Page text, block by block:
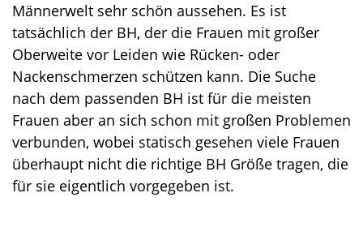
Männerwelt sehr schön aussehen. Es ist
tatsächlich der BH, der die Frauen mit großer
Oberweite vor Leiden wie Rücken- oder
Nackenschmerzen schützen kann. Die Suche
nach dem passenden BH ist für die meisten
Frauen aber an sich schon mit großen Problemen
verbunden, wobei statisch gesehen viele Frauen
überhaupt nicht die richtige BH Größe tragen, die
für sie eigentlich vorgegeben ist.